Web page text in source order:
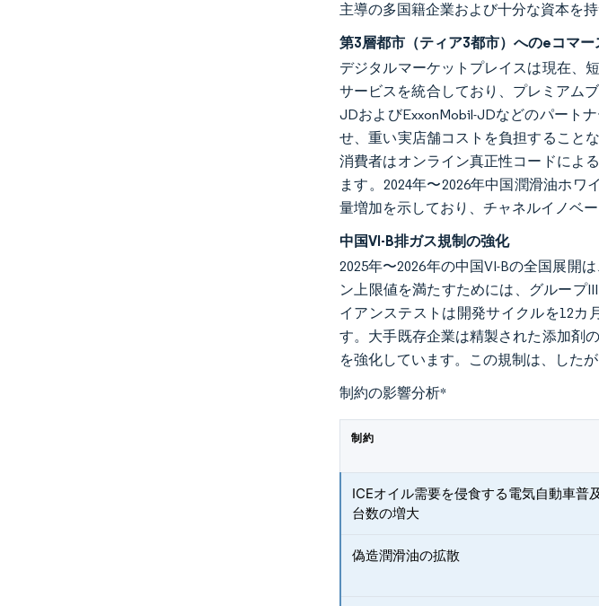
主導の多国籍企業および十分な資本を
第3層都市（ティア3都市）へのeコマ
デジタルマーケットプレイスは現在、
サービスを統合しており、プレミアム
JDおよびExxonMobil-JDなどのパート
せ、重い実店舗コストを負担すること
消費者はオンライン真正性コードによ
ます。2024年〜2026年中国潤滑油ホ
量増加を示しており、チャネルイノベ
中国VI-B排ガス規制の強化
2025年〜2026年の中国VI-Bの全国展開
ン上限値を満たすためには、グループ
イアンステストは開発サイクルを12カ
す。大手既存企業は精製された添加剤
を強化しています。この規制は、した
制約の影響分析*
制約
ICEオイル需要を侵食する電気自動車普及
台数の増大
偽造潤滑油の拡散